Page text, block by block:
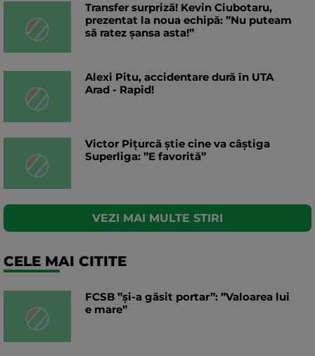
Transfer surpriză! Kevin Ciubotaru,
prezentat la noua echipă: ”Nu puteam
să ratez șansa asta!”
Alexi Pitu, accidentare dură în UTA
Arad - Rapid!
Victor Pițurcă știe cine va câștiga
Superliga: ”E favorită”
VEZI MAI MULTE STIRI
CELE MAI CITITE
FCSB ”și-a găsit portar”: ”Valoarea lui
e mare”